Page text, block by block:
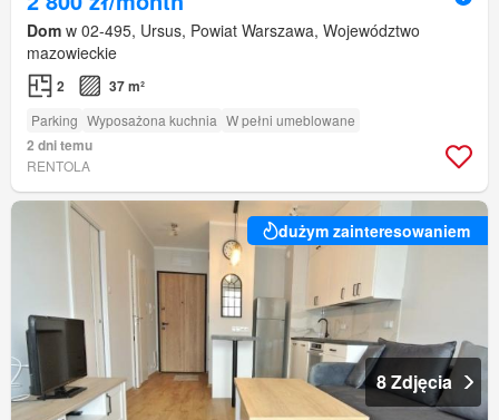
Dom w 02-495, Ursus, Powiat Warszawa, Województwo
mazowieckie
2 37 m²
Parking Wyposażona kuchnia W pełni umeblowane
2 dni temu
RENTOLA
dużym zainteresowaniem
8 Zdjęcia